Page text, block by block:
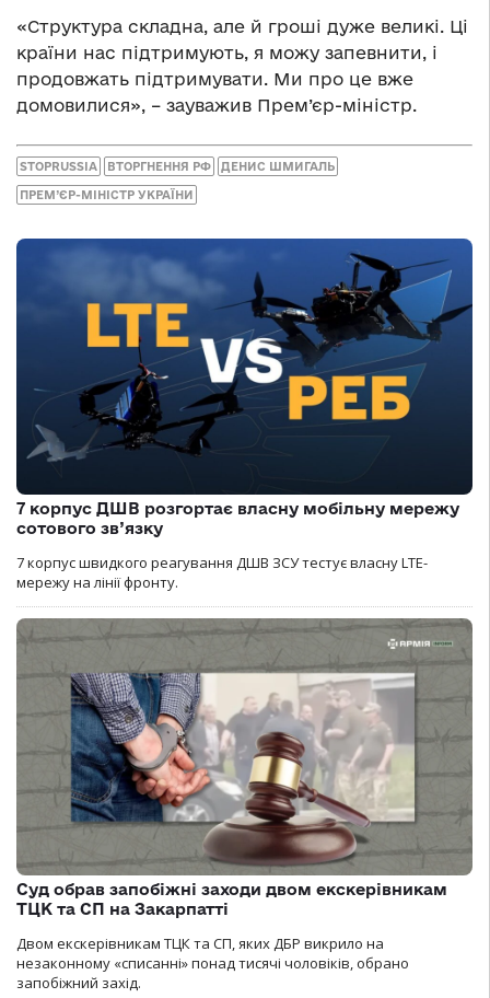
«Структура складна, але й гроші дуже великі. Ці
країни нас підтримують, я можу запевнити, і
продовжать підтримувати. Ми про це вже
домовилися», – зауважив Прем’єр-міністр.
STOPRUSSIA ВТОРГНЕННЯ РФ ДЕНИС ШМИГАЛЬ
ПРЕМ’ЄР-МІНІСТР УКРАЇНИ
7 корпус ДШВ розгортає власну мобільну мережу
сотового зв’язку
7 корпус швидкого реагування ДШВ ЗСУ тестує власну LTE-
мережу на лінії фронту.
Суд обрав запобіжні заходи двом екскерівникам
ТЦК та СП на Закарпатті
Двом екскерівникам ТЦК та СП, яких ДБР викрило на
незаконному «списанні» понад тисячі чоловіків, обрано
запобіжний захід.